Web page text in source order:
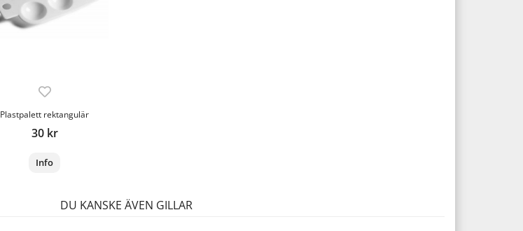
Plastpalett rektangulär
30 kr
Info
DU KANSKE ÄVEN GILLAR